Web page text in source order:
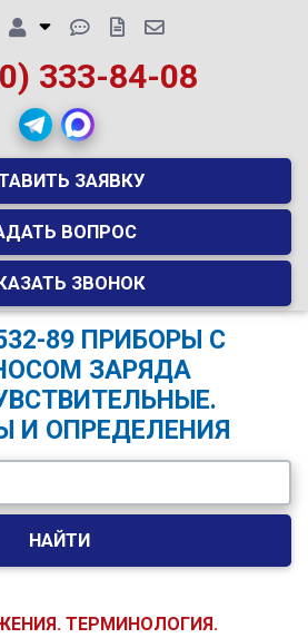
333-84-08
ЗАЯВКУ
ВОПРОС
ЗВОНОК
89 ПРИБОРЫ С
ЗАРЯДА
И ОПРЕДЕЛЕНИЯ
НАЙТИ
ТЕРМИНОЛОГИЯ.